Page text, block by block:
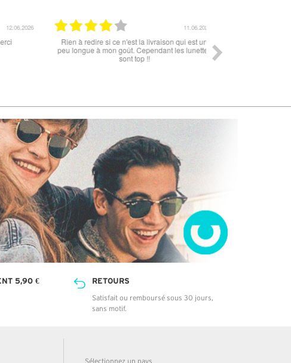
11.06.2026
Rien à redire si ce n'est la livraison qui est un
peu longue à mon goût. Cependant les lunettes
sont top !!
5,90 € RETOURS
Satisfait ou remboursé sous 30 jours,
sans motif.
Sélectionnez un pays